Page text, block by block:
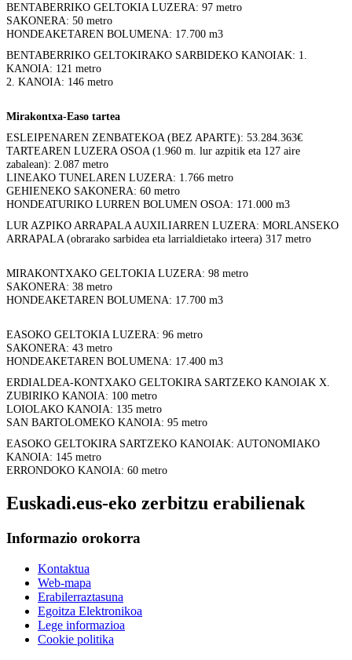
BENTABERRIKO GELTOKIA LUZERA: 97 metro
SAKONERA: 50 metro
HONDEAKETAREN BOLUMENA: 17.700 m3
BENTABERRIKO GELTOKIRAKO SARBIDEKO KANOIAK: 1.
KANOIA: 121 metro
2. KANOIA: 146 metro
Mirakontxa-Easo tartea
ESLEIPENAREN ZENBATEKOA (BEZ APARTE): 53.284.363€
TARTEAREN LUZERA OSOA (1.960 m. lur azpitik eta 127 aire
zabalean): 2.087 metro
LINEAKO TUNELAREN LUZERA: 1.766 metro
GEHIENEKO SAKONERA: 60 metro
HONDEATURIKO LURREN BOLUMEN OSOA: 171.000 m3
LUR AZPIKO ARRAPALA AUXILIARREN LUZERA: MORLANSEKO
ARRAPALA (obrarako sarbidea eta larrialdietako irteera) 317 metro
MIRAKONTXAKO GELTOKIA LUZERA: 98 metro
SAKONERA: 38 metro
HONDEAKETAREN BOLUMENA: 17.700 m3
EASOKO GELTOKIA LUZERA: 96 metro
SAKONERA: 43 metro
HONDEAKETAREN BOLUMENA: 17.400 m3
ERDIALDEA-KONTXAKO GELTOKIRA SARTZEKO KANOIAK X.
ZUBIRIKO KANOIA: 100 metro
LOIOLAKO KANOIA: 135 metro
SAN BARTOLOMEKO KANOIA: 95 metro
EASOKO GELTOKIRA SARTZEKO KANOIAK: AUTONOMIAKO
KANOIA: 145 metro
ERRONDOKO KANOIA: 60 metro
Euskadi.eus-eko zerbitzu erabilienak
Informazio orokorra
Kontaktua
Web-mapa
Erabilerraztasuna
Egoitza Elektronikoa
Lege informazioa
Cookie politika